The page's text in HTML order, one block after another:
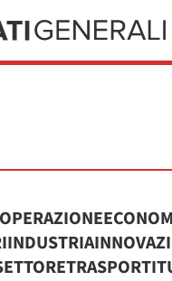
INDUSTRIA
TRASPORTI